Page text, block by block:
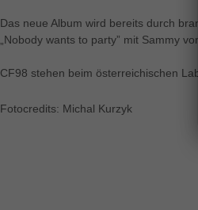
Das neue Album wird bereits durch
„Nobody wants to party” mit Sammy
CF98 stehen beim österreichischen
Fotocredits: Michal Kurzyk